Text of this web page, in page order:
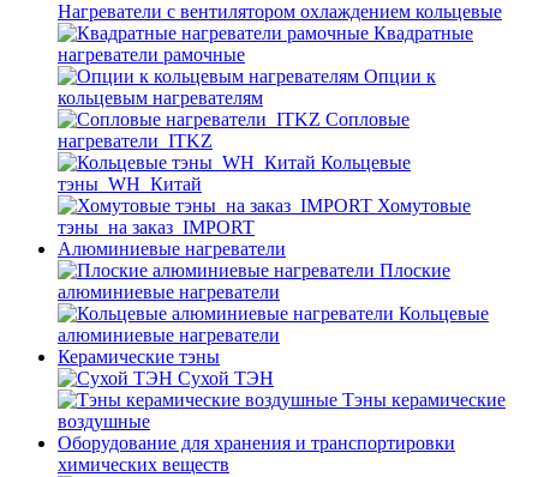
Нагреватели с вентилятором охлаждением кольцевые
Квадратные
нагреватели рамочные
Опции к
кольцевым нагревателям
Cопловые
нагреватели_ITKZ
Кольцевые
тэны_WH_Китай
Хомутовые
тэны_на заказ_IMPORT
Алюминиевые нагреватели
Плоские
алюминиевые нагреватели
Кольцевые
алюминиевые нагреватели
Керамические тэны
Сухой ТЭН
Тэны керамические
воздушные
Оборудование для хранения и транспортировки
химических веществ